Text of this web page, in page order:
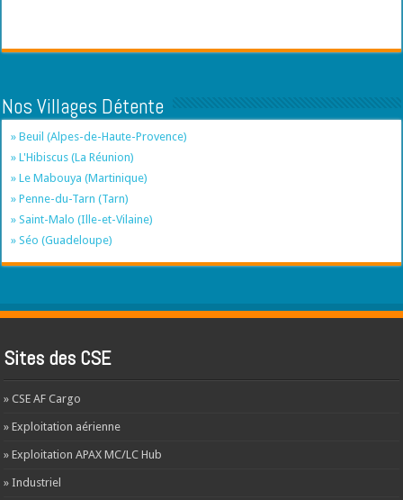
Nos Villages Détente
» Beuil (Alpes-de-Haute-Provence)
» L'Hibiscus (La Réunion)
» Le Mabouya (Martinique)
» Penne-du-Tarn (Tarn)
» Saint-Malo (Ille-et-Vilaine)
» Séo (Guadeloupe)
Sites des CSE
» CSE AF Cargo
» Exploitation aérienne
» Exploitation APAX MC/LC Hub
» Industriel